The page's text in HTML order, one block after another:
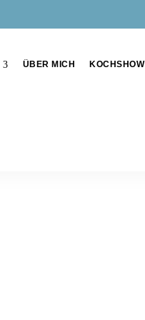
ÜBER MICH KOCHSHOW